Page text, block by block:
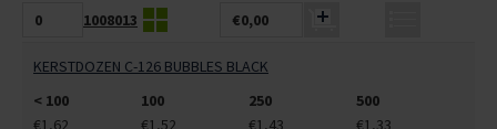
1008013 €0,00
KERSTDOZEN C-126 BUBBLES BLACK
< 100
100 250
500
€1,62
€1,52 €1,43 €1,33